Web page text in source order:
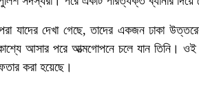
যাদের দেখা গেছে, তাদের একজন ঢাকা
আসার পরে আত্মগোপনে চলে যান তিনি। ওই
করা হয়েছে।